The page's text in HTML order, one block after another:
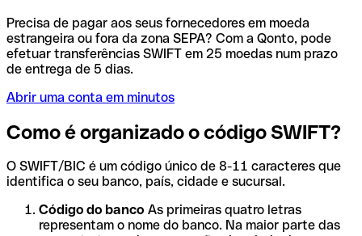
Precisa de pagar aos seus fornecedores em moeda
estrangeira ou fora da zona SEPA? Com a Qonto, pode
efetuar transferências SWIFT em 25 moedas num prazo
de entrega de 5 dias.
Abrir uma conta em minutos
Como é organizado o código SWIFT?
O SWIFT/BIC é um código único de 8-11 caracteres que
identifica o seu banco, país, cidade e sucursal.
Código do banco As primeiras quatro letras
representam o nome do banco. Na maior parte das